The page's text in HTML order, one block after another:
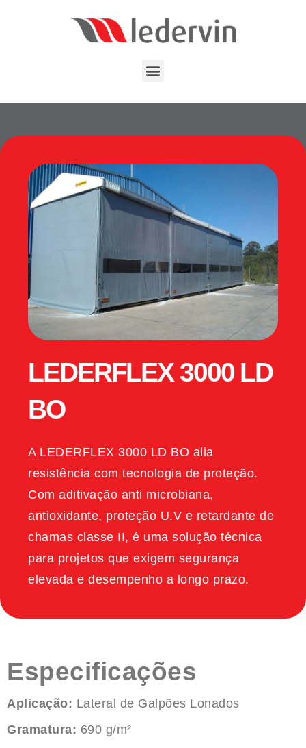
LEDERFLEX 3000 LD
BO
A LEDERFLEX 3000 LD BO alia
resistência com tecnologia de proteção.
Com aditivação anti microbiana,
antioxidante, proteção U.V e retardante de
chamas classe II, é uma solução técnica
para projetos que exigem segurança
elevada e desempenho a longo prazo.
Especificações
Aplicação: Lateral de Galpões Lonados
Gramatura: 690 g/m²